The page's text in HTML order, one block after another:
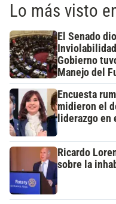
Lo más visto
El Senado
Gobierno
Manejo del
Encuesta
midieron el
liderazgo
Ricardo
sobre la